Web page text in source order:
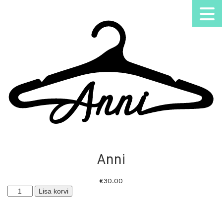
Anni
€30.00
Anni
kogus
Lisa korvi